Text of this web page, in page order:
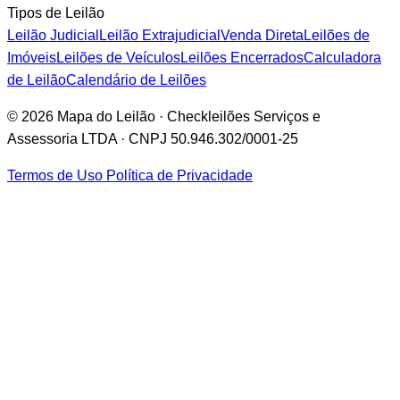
Tipos de Leilão
Leilão Judicial Leilão Extrajudicial Venda Direta Leilões de
ImóveisLeilões de VeículosLeilões EncerradosCalculadora
de LeilãoCalendário de Leilões
© 2026 Mapa do Leilão · Checkleilões Serviços e
Assessoria LTDA · CNPJ 50.946.302/0001-25
Termos de Uso Política de Privacidade